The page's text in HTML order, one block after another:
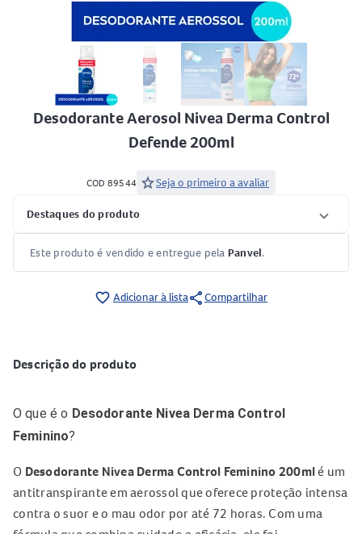
Desodorante Aerosol Nivea Derma Control
Defende 200ml
COD 89544 starSeja o primeiro a avaliar
Destaques do produto
Este produto é vendido e entregue pela Panvel.
favorite_border Adicionar à listashareCompartilhar
Descrição do produto
O que é o Desodorante Nivea Derma Control
Feminino?
O Desodorante Nivea Derma Control Feminino 200mlé um
antitranspirante em aerossol que oferece proteção intensa
contra o suor e o mau odor por até 72 horas. Com uma